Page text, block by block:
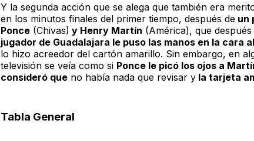
Y la segunda acción que se alega que también era
en los minutos finales del primer tiempo, después deun
Ponce(Chivas) y Henry Martín (América), que
jugador de Guadalajara le puso las manos en la cara
lo hizo acreedor del cartón amarillo. Sin embargo, en
televisión se veía como si Ponce le picó los ojos a
consideró queno había nada que revisar yla tarjeta
Tabla General